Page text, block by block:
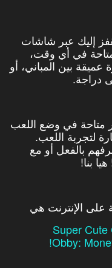
إليك عبر شاشات
متاحة في أي وقت،
بين المباني، أو
دراجة.
متاحة في وضع اللعب
لتجربة اللعب.
بالفعل أو مع
بنا!
على الإنترنت هي
Super Cute
Obby: